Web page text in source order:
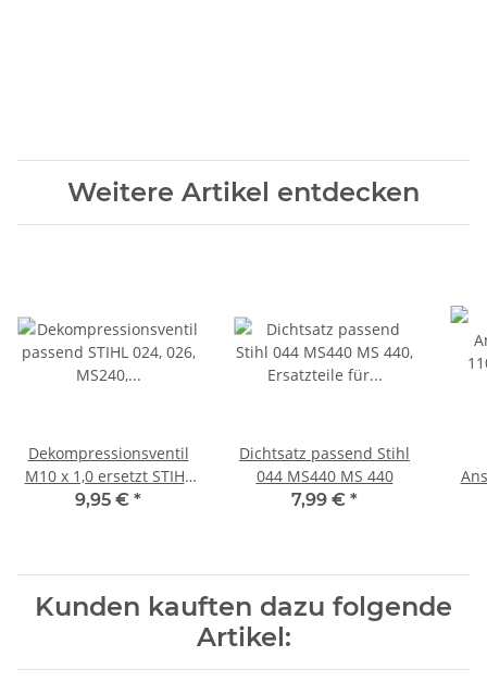
Weitere Artikel entdecken
Dekompressionsventil
M10 x 1,0 ersetzt STIHL
1128 020 9400
9,95 € *
Dichtsatz passend Stihl
044 MS440 MS 440
7,99 € *
Kunden kauften dazu folgende
Artikel: